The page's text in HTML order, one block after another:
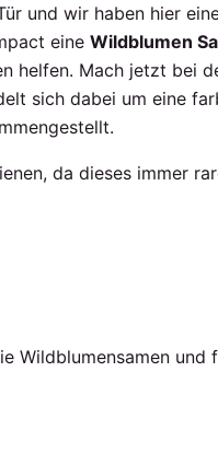
und wir haben hier
eine Wildblumen
helfen. Mach jetzt bei
sich dabei um eine
da dieses immer